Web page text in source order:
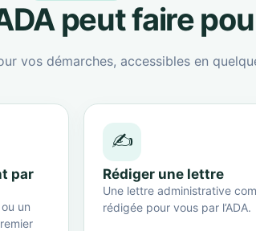
peut faire
vos démarches, accessibles en
par
un
✍️
Rédiger une lettre
Une lettre administrative
rédigée pour vous par l’ADA.